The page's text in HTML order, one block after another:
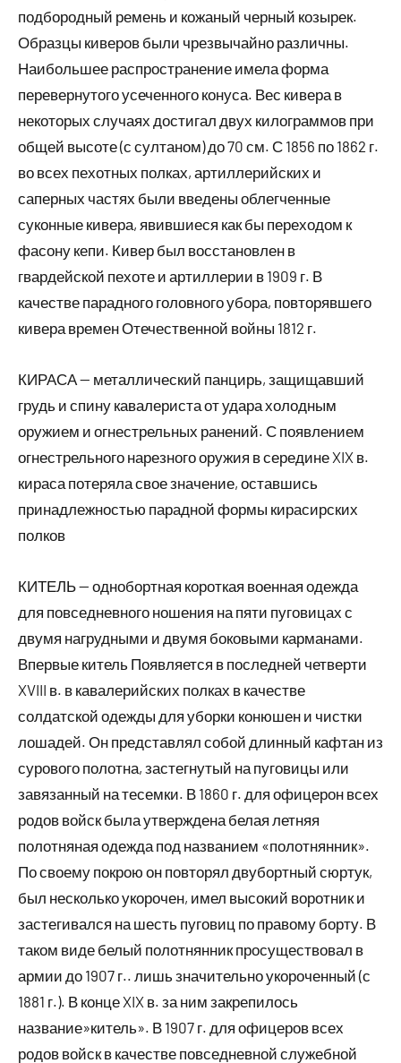
подбородный ремень и кожаный черный козырек.
Образцы киверов были чрезвычайно различны.
Наибольшее распространение имела форма
перевернутого усеченного конуса. Вес кивера в
некоторых случаях достигал двух килограммов при
общей высоте (с султаном) до 70 см. С 1856 по 1862 г.
во всех пехотных полках, артиллерийских и
саперных частях были введены облегченные
суконные кивера, явившиеся как бы переходом к
фасону кепи. Кивер был восстановлен в
гвардейской пехоте и артиллерии в 1909 г. В
качестве парадного головного убора, повторявшего
кивера времен Отечественной войны 1812 г.
КИРАСА — металлический панцирь, защищавший
грудь и спину кавалериста от удара холодным
оружием и огнестрельных ранений. С появлением
огнестрельного нарезного оружия в середине XIX в.
кираса потеряла свое значение, оставшись
принадлежностью парадной формы кирасирских
полков
КИТЕЛЬ — однобортная короткая военная одежда
для повседневного ношения на пяти пуговицах с
двумя нагрудными и двумя боковыми карманами.
Впервые китель Появляется в последней четверти
XVIII в. в кавалерийских полках в качестве
солдатской одежды для уборки конюшен и чистки
лошадей. Он представлял собой длинный кафтан из
сурового полотна, застегнутый на пуговицы или
завязанный на тесемки. В 1860 г. для офицерон всех
родов войск была утверждена белая летняя
полотняная одежда под названием «полотнянник».
По своему покрою он повторял двубортный сюртук,
был несколько укорочен, имел высокий воротник и
застегивался на шесть пуговиц по правому борту. В
таком виде белый полотнянник просуществовал в
армии до 1907 г.. лишь значительно укороченный (с
1881 г.). В конце XIX в. за ним закрепилось
название»китель». В 1907 г. для офицеров всех
родов войск в качестве повседневной служебной